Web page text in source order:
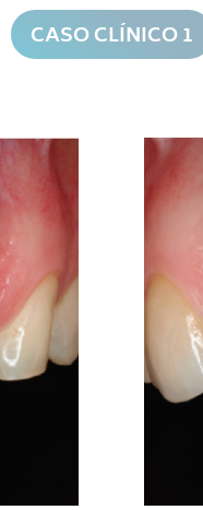
CASO CLÍNICO 1